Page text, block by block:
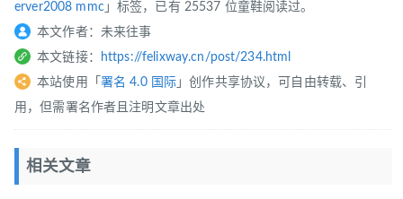
erver2008 mmc」标签，已有 25537 位童鞋阅读过。
本文作者：未来往事
本文链接：
https://felixway.cn/post/234.html
本站使用「 署名 4.0 国际 」创作共享协议，可自由转载、引
用，但需署名作者且注明文章出处
相关文章